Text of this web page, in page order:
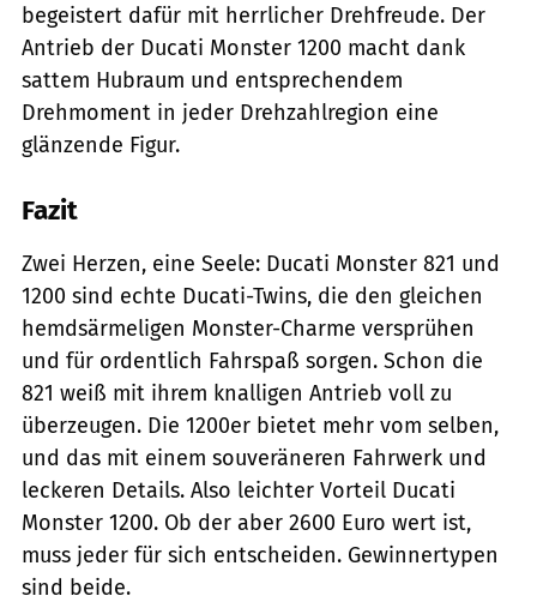
begeistert dafür mit herrlicher Drehfreude. Der
Antrieb der Ducati Monster 1200 macht dank
sattem Hubraum und entsprechendem
Drehmoment in jeder Drehzahlregion eine
glänzende Figur.
Fazit
Zwei Herzen, eine Seele: Ducati Monster 821 und
1200 sind echte Ducati-Twins, die den gleichen
hemdsärmeligen Monster-Charme versprühen
und für ordentlich Fahrspaß sorgen. Schon die
821 weiß mit ihrem knalligen Antrieb voll zu
überzeugen. Die 1200er bietet mehr vom selben,
und das mit einem souveräneren Fahrwerk und
leckeren Details. Also leichter Vorteil Ducati
Monster 1200. Ob der aber 2600 Euro wert ist,
muss jeder für sich entscheiden. Gewinnertypen
sind beide.